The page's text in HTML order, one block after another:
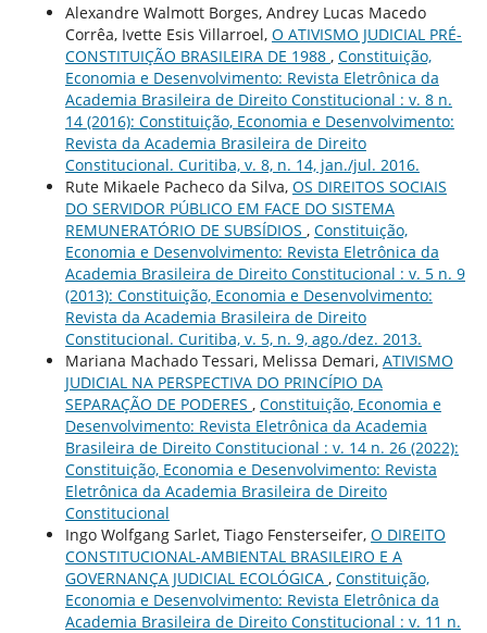
Alexandre Walmott Borges, Andrey Lucas Macedo
Corrêa, Ivette Esis Villarroel, O ATIVISMO JUDICIAL PRÉ-
CONSTITUIÇÃO BRASILEIRA DE 1988 , Constituição,
Economia e Desenvolvimento: Revista Eletrônica da
Academia Brasileira de Direito Constitucional : v. 8 n.
14 (2016): Constituição, Economia e Desenvolvimento:
Revista da Academia Brasileira de Direito
Constitucional. Curitiba, v. 8, n. 14, jan./jul. 2016.
Rute Mikaele Pacheco da Silva, OS DIREITOS SOCIAIS
DO SERVIDOR PÚBLICO EM FACE DO SISTEMA
REMUNERATÓRIO DE SUBSÍDIOS , Constituição,
Economia e Desenvolvimento: Revista Eletrônica da
Academia Brasileira de Direito Constitucional : v. 5 n. 9
(2013): Constituição, Economia e Desenvolvimento:
Revista da Academia Brasileira de Direito
Constitucional. Curitiba, v. 5, n. 9, ago./dez. 2013.
Mariana Machado Tessari, Melissa Demari, ATIVISMO
JUDICIAL NA PERSPECTIVA DO PRINCÍPIO DA
SEPARAÇÃO DE PODERES , Constituição, Economia e
Desenvolvimento: Revista Eletrônica da Academia
Brasileira de Direito Constitucional : v. 14 n. 26 (2022):
Constituição, Economia e Desenvolvimento: Revista
Eletrônica da Academia Brasileira de Direito
Constitucional
Ingo Wolfgang Sarlet, Tiago Fensterseifer, O DIREITO
CONSTITUCIONAL-AMBIENTAL BRASILEIRO E A
GOVERNANÇA JUDICIAL ECOLÓGICA , Constituição,
Economia e Desenvolvimento: Revista Eletrônica da
Academia Brasileira de Direito Constitucional : v. 11 n.